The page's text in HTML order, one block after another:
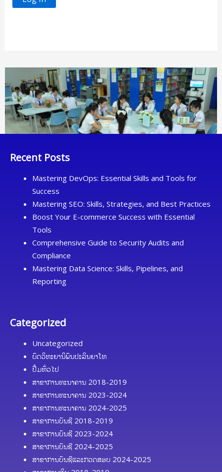
Recent Posts
Mastering DevOps: Essential Skills and Tools for
Success
Mastering SEO: Skills, Strategies, and Best Practices
Boost Your E-commerce Success with Essential
Tools
Comprehensive Guide to Security Audits and
Compliance
Mastering Data Science: Skills, Pipelines, and
Reporting
Categorized
Uncategorized
ບົດວິທະຍານິພົນປະລິນຍາໂທ
ປື້ມທົ່ວໄປ
ສາຂາການທະນາຄານ 2018-2019
ສາຂາການທະນາຄານ 2023-2024
ສາຂາການທະນາຄານ 2024-2025
ສາຂາການບັນຊີ 2018-2019
ສາຂາການບັນຊີ 2023-2024
ສາຂາການບັນຊີ 2024-2025
ສາຂາການບັນຊີແລະກວດສອບ 2024-2025